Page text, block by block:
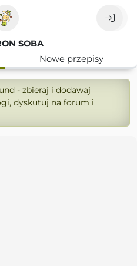
SOBA
Nowe przepisy
- zbieraj i dodawaj
dyskutuj na forum i